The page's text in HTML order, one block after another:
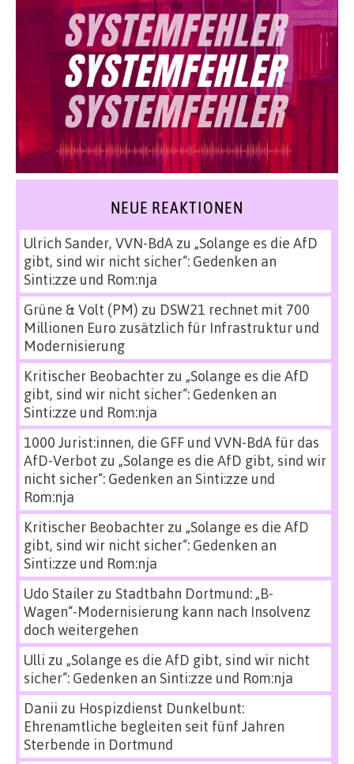
NEUE REAKTIONEN
Ulrich Sander, VVN-BdAzu „Solange es die AfD
gibt, sind wir nicht sicher“: Gedenken an
Sinti:zze und Rom:nja
Grüne & Volt (PM) zu DSW21 rechnet mit 700
Millionen Euro zusätzlich für Infrastruktur und
Modernisierung
Kritischer Beobachterzu „Solange es die AfD
gibt, sind wir nicht sicher“: Gedenken an
Sinti:zze und Rom:nja
1000 Jurist:innen, die GFF und VVN-BdA für das
AfD-Verbot zu „Solange es die AfD gibt, sind wir
nicht sicher“: Gedenken an Sinti:zze und
Rom:nja
Kritischer Beobachterzu „Solange es die AfD
gibt, sind wir nicht sicher“: Gedenken an
Sinti:zze und Rom:nja
Udo Stailerzu Stadtbahn Dortmund: „B-
Wagen“-Modernisierung kann nach Insolvenz
doch weitergehen
Ulli zu „Solange es die AfD gibt, sind wir nicht
sicher“: Gedenken an Sinti:zze und Rom:nja
Danii zu Hospizdienst Dunkelbunt:
Ehrenamtliche begleiten seit fünf Jahren
Sterbende in Dortmund